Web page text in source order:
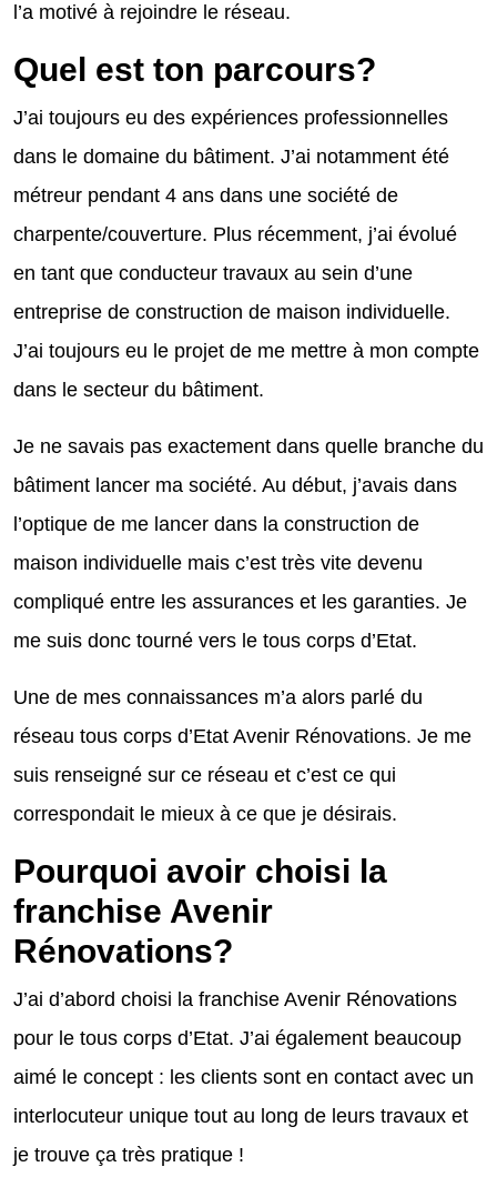
l’a motivé à rejoindre le réseau.
Quel est ton parcours?
J’ai toujours eu des expériences professionnelles
dans le domaine du bâtiment. J’ai notamment été
métreur pendant 4 ans dans une société de
charpente/couverture. Plus récemment, j’ai évolué
en tant que conducteur travaux au sein d’une
entreprise de construction de maison individuelle.
J’ai toujours eu le projet de me mettre à mon compte
dans le secteur du bâtiment.
Je ne savais pas exactement dans quelle branche du
bâtiment lancer ma société. Au début, j’avais dans
l’optique de me lancer dans la construction de
maison individuelle mais c’est très vite devenu
compliqué entre les assurances et les garanties. Je
me suis donc tourné vers le tous corps d’Etat.
Une de mes connaissances m’a alors parlé du
réseau tous corps d’Etat Avenir Rénovations. Je me
suis renseigné sur ce réseau et c’est ce qui
correspondait le mieux à ce que je désirais.
Pourquoi avoir choisi la
franchise Avenir
Rénovations?
J’ai d’abord choisi la franchise Avenir Rénovations
pour le tous corps d’Etat. J’ai également beaucoup
aimé le concept : les clients sont en contact avec un
interlocuteur unique tout au long de leurs travaux et
je trouve ça très pratique !